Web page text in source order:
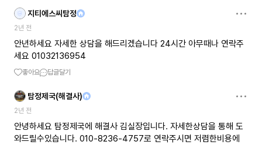
지티에스씨탐정
2년 전
안년하세요 자세한 상담을 해드리겠습니다 24시간 아무때나 연락주
세요 01032136954
좋아요 답글달기
탐정제국(해결사)
2년 전
안녕하세요 탐정제국에 해결사 김실장입니다. 자세한상담을 통해 도
와드릴수있습니다. 010-8236-4757로 연락주시면 저렴한비용에